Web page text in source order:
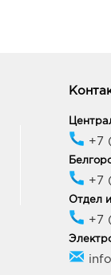
+7
+7
Отдел
+7